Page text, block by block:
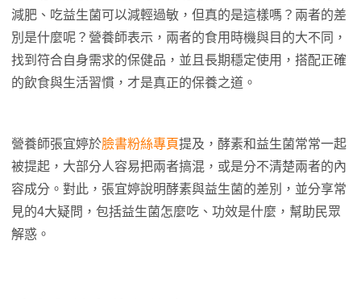
減肥、吃益生菌可以減輕過敏，但真的是這樣嗎？兩者的差
別是什麼呢？營養師表示，兩者的食用時機與目的大不同，
找到符合自身需求的保健品，並且長期穩定使用，搭配正確
的飲食與生活習慣，才是真正的保養之道。
營養師張宜婷於臉書粉絲專頁提及，酵素和益生菌常常一起
被提起，大部分人容易把兩者搞混，或是分不清楚兩者的內
容成分。對此，張宜婷說明酵素與益生菌的差別，並分享常
見的4大疑問，包括益生菌怎麼吃、功效是什麼，幫助民眾
解惑。​